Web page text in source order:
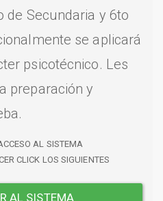
de Secundaria y 6to
se aplicará
psicotécnico. Les
preparación y
AL SISTEMA
CLICK LOS SIGUIENTES
AL SISTEMA